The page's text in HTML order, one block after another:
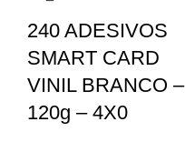
240 ADESIVOS
SMART CARD
VINIL BRANCO –
120g – 4X0